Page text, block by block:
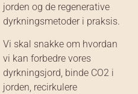
jorden og de regenerative
dyrkningsmetoder i praksis.
Vi skal snakke om hvordan
vi kan forbedre vores
dyrkningsjord, binde CO2 i
jorden, recirkulere